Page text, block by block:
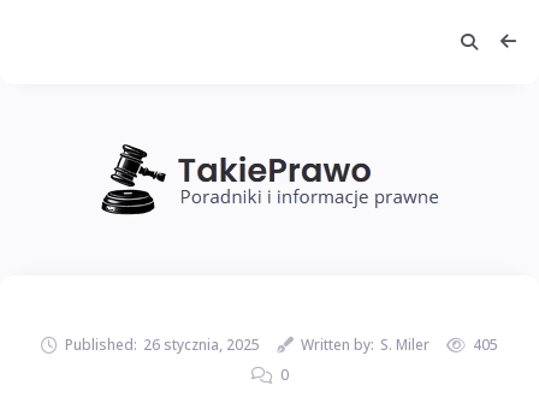
Published: 26 stycznia, 2025 Written by: S. Miler
405
0